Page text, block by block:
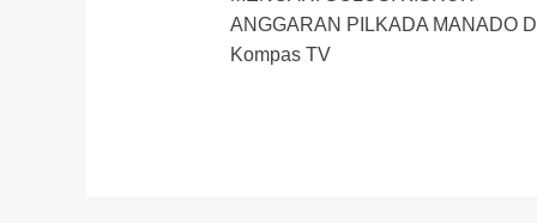
ANGGARAN PILKADA MANADO DI
Kompas TV